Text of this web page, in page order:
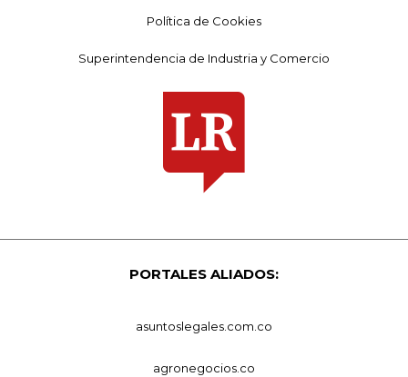
Política de Cookies
Superintendencia de Industria y Comercio
PORTALES ALIADOS:
asuntoslegales.com.co
agronegocios.co